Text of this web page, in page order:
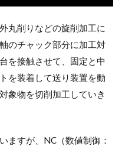
丸削りなどの旋削加工に
のチャック部分に加工対
を接触させて、固定と中
を装着して送り装置を動
象物を切削加工していき
ますが、NC（数値制御：